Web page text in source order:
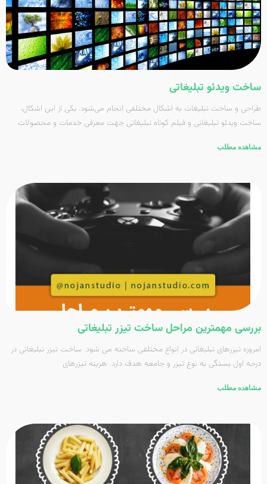
ساخت ویدئو تبلیغاتی
طراحی و ساخت تبلیغات به اشکال مختلفی انجام می‌شود. یکی از این اشکال،
ساخت ویدئو تبلیغاتی و فیلم کوتاه تبلیغاتی جهت معرفی خدمات و محصولات
مشاهده مطلب
بررسی مهمترین مراحل ساخت تیزر تبلیغاتی
امروزه تیزرهای تبلیغاتی در انواع مختلفی ساخته می شود. ساخت تیزر تبلیغاتی در
درجه اول بستگی به نوع تیزر و جامعه هدف دارد. هزینه تیزرهای
مشاهده مطلب